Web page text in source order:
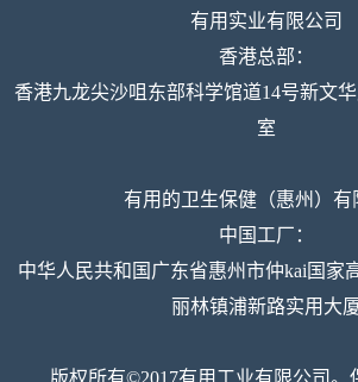
有用实业有限公司
香港总部：
香港九龙尖沙咀东部科学馆道14号新文
室
有用的卫生保健（惠州）有
中国工厂：
中华人民共和国广东省惠州市仲kai国家
丽林镇浦新路实用大
版权所有©2017有用工业有限公司。